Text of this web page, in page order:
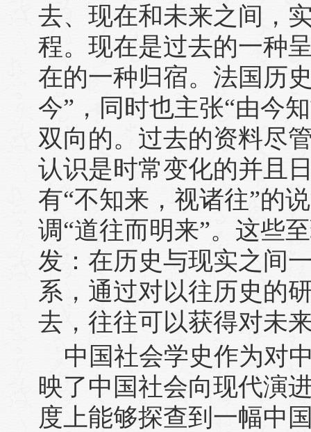
去、现在和未来之间，
程。现在是过去的一种
在的一种归宿。法国历
今”，同时也主张“由今
双向的。过去的资料尽
认识是时常变化的并且
有“不知来，视诸往”的
调“道往而明来”。这些
发：在历史与现实之间
系，通过对以往历史的
去，往往可以获得对未
中国社会学史作为对
映了中国社会向现代演
度上能够探查到一幅中